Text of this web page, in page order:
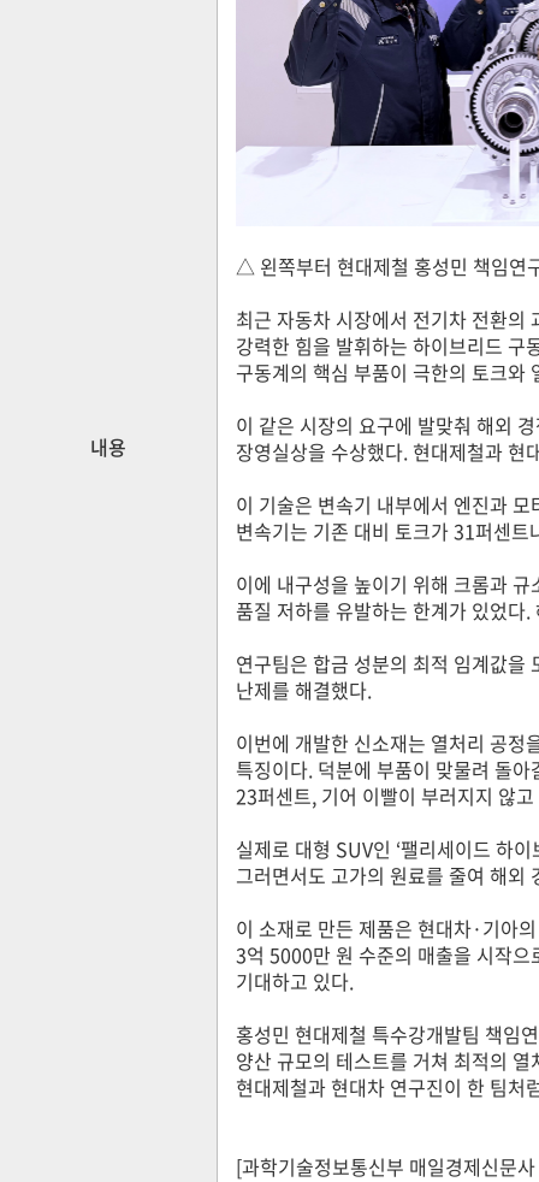
내용
△ 왼쪽부터 현대제철 홍성민 책임연
최근 자동차 시장에서 전기차 전환의
강력한 힘을 발휘하는 하이브리드 구
구동계의 핵심 부품이 극한의 토크와
이 같은 시장의 요구에 발맞춰 해외
장영실상을 수상했다. 현대제철과 현
이 기술은 변속기 내부에서 엔진과
변속기는 기존 대비 토크가 31퍼센
이에 내구성을 높이기 위해 크롬과
품질 저하를 유발하는 한계가 있었다
연구팀은 합금 성분의 최적 임계값을
난제를 해결했다.
이번에 개발한 신소재는 열처리 공정
특징이다. 덕분에 부품이 맞물려 돌
23퍼센트, 기어 이빨이 부러지지 않
실제로 대형 SUV인 ‘팰리세이드 하
그러면서도 고가의 원료를 줄여 해외
이 소재로 만든 제품은 현대차·기아
3억 5000만 원 수준의 매출을 시작
기대하고 있다.
홍성민 현대제철 특수강개발팀 책임
양산 규모의 테스트를 거쳐 최적의
현대제철과 현대차 연구진이 한 팀처
[과학기술정보통신부 매일경제신문